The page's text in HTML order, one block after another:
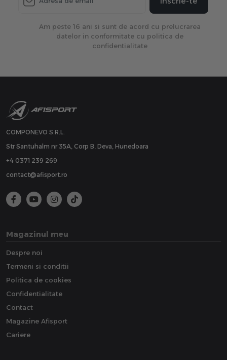
Am peste 16 ani si sunt de acord cu prelucrarea
datelor in conformitate cu politica de
confidentialitate
COMPONEVO S.R.L.
Str Santuhalm nr 35A, Corp B, Deva, Hunedoara
+4 0371 239 269
contact@afisport.ro
Magazinul meu
Despre noi
Termeni si conditii
Politica de cookies
Confidentialitate
Contact
Magazine Afisport
Cariere